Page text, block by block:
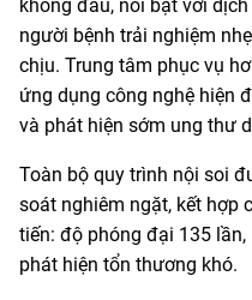
không đau, nổi bật với
người bệnh trải nghiệm
chịu. Trung tâm phục vụ
ứng dụng công nghệ hiện
và phát hiện sớm ung thư
Toàn bộ quy trình nội soi
soát nghiêm ngặt, kết hợp
tiến: độ phóng đại 135
phát hiện tổn thương khó.